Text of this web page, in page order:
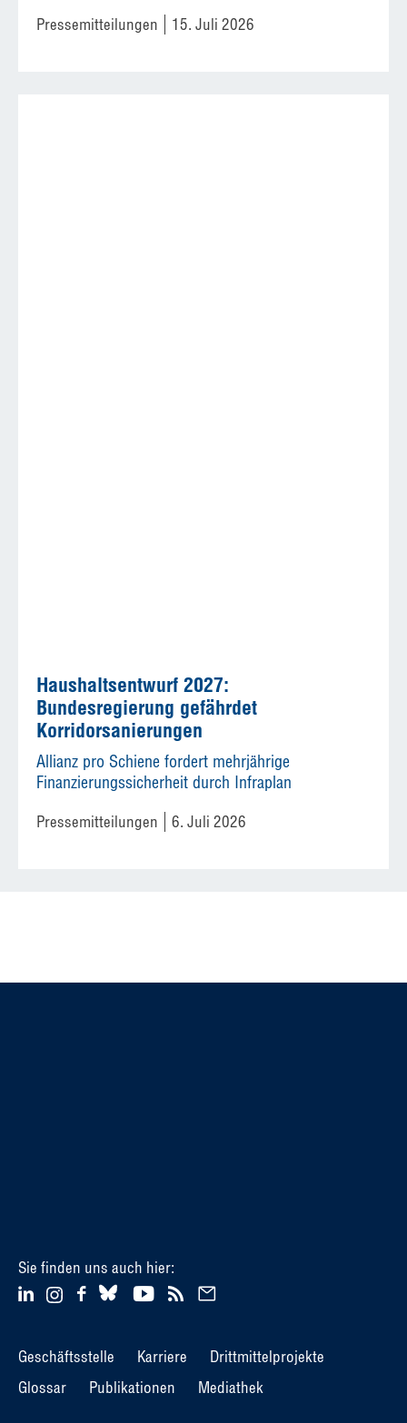
Pressemitteilungen 15. Juli 2026
Haushaltsentwurf 2027:
Bundesregierung gefährdet
Korridorsanierungen
Allianz pro Schiene fordert mehrjährige
Finanzierungssicherheit durch Infraplan
Pressemitteilungen 6. Juli 2026
Sie finden uns auch hier:
Geschäftsstelle Karriere
Drittmittelprojekte
Glossar
Publikationen Mediathek